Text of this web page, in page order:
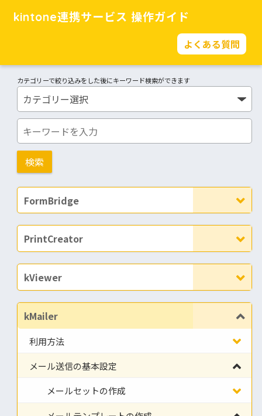
kintone連携サービス 操作ガイド
よくある質問
カテゴリーで絞り込みをした後にキーワード検索ができます
FormBridge
PrintCreator
kViewer
kMailer
利用方法
メール送信の基本設定
メールセットの作成